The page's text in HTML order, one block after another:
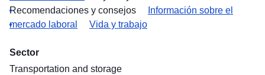
Recomendaciones y consejos
Información sobre el
mercado laboral
Vida y trabajo
Sector
Transportation and storage